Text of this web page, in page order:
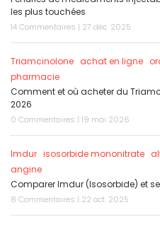
les plus touchées
14 Commentaires | 27 déc. 2025
Triamcinolone achat en ligne
pharmacie
Comment et où acheter du
2026
0 Commentaires | 19 mai 2026
Imdur isosorbide mononitrate
angine
Comparer Imdur (Isosorbide) et
8 Commentaires | 22 oct. 2025